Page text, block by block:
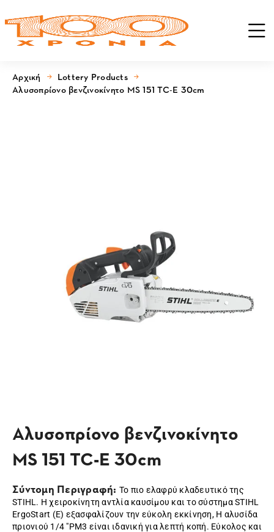
Αρχική
Lottery Products
Αλυσοπρίονο βενζινοκίνητο MS 151 TC-E 30cm
Αλυσοπρίονο βενζινοκίνητο
MS 151 TC-E 30cm
Σύντομη Περιγραφή: Το πιο ελαφρύ κλαδευτικό της
STIHL. Η χειροκίνητη αντλία καυσίμου και το σύστημα STIHL
ErgoStart (E) εξασφαλίζουν την εύκολη εκκίνηση, Η αλυσίδα
πριονιού 1/4 "PM3 είναι ιδανική για λεπτή κοπή. Εύκολος και